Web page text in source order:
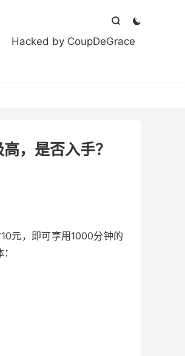


Hacked by CoupDeGrace
，是否入手？
元，即可享用1000分钟的